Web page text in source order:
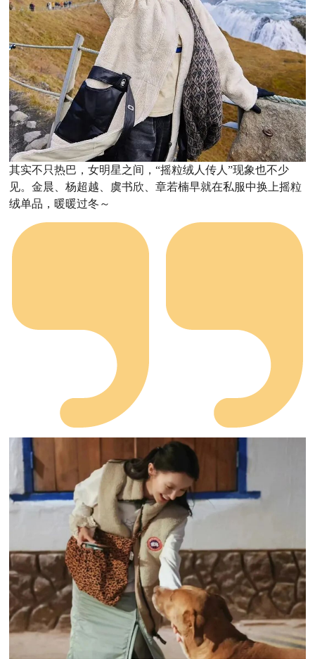
其实不只热巴，女明星之间，“摇粒绒人传人”现象也不少
见。金晨、杨超越、虞书欣、章若楠早就在私服中换上摇粒
绒单品，暖暖过冬～